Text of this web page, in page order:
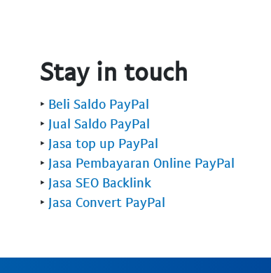
Stay in touch
‣ Beli Saldo PayPal
‣ Jual Saldo PayPal
‣ Jasa top up PayPal
‣ Jasa Pembayaran Online PayPal
‣ Jasa SEO Backlink
‣ Jasa Convert PayPal